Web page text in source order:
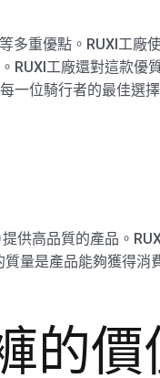
多重優點。RUXI工
工廠還對這款優
一位騎行者的最佳選擇
供高品質的產品。
量是產品能夠獲得
的價